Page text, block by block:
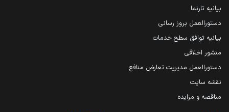
بیانیه تارنما
دستورالعمل بروز رسانی
بیانیه توافق سطح خدمات
منشور اخلاقی
دستورالعمل مدیریت تعارض منافع
نقشه سایت
مناقصه و مزایده